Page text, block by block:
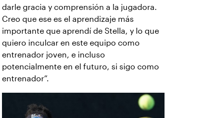
darle gracia y comprensión a la jugadora.
Creo que ese es el aprendizaje más
importante que aprendí de Stella, y lo que
quiero inculcar en este equipo como
entrenador joven, e incluso
potencialmente en el futuro, si sigo como
entrenador”.